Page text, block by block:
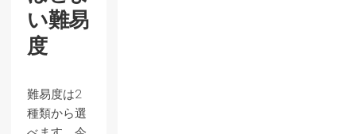
い難易
度
難易度は2
種類から選